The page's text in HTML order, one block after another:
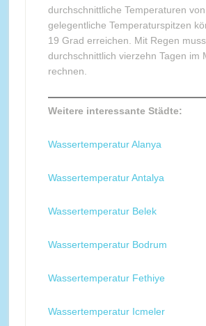
durchschnittliche Temperaturen
gelegentliche Temperaturspitzen
19 Grad erreichen. Mit Regen
durchschnittlich vierzehn Tagen im
rechnen.
Weitere interessante Städte:
Wassertemperatur Alanya
Wassertemperatur Antalya
Wassertemperatur Belek
Wassertemperatur Bodrum
Wassertemperatur Fethiye
Wassertemperatur Icmeler